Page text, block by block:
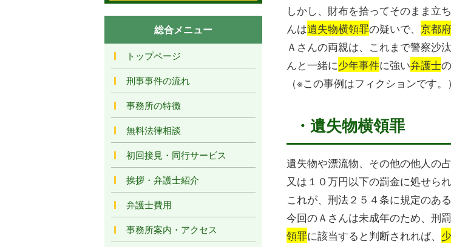
しかし、財布を拾ってそのまま立
んは遺失物横領罪の疑いで、 京都
Ａさんの両親は、これまで警察沙
んと一緒に少年事件に強い弁護士の
（※この事例はフィクションです。）
・遺失物横領罪
遺失物や漂流物、その他の他人の
又は１０万円以下の罰金に処せられ
これが、刑法２５４条に規定のある
今回のＡさんは未成年のため、刑
領罪に該当すると判断されれば、
総合メニュー
トップページ
刑事事件の流れ
事務所の特徴
無料法律相談
初回接見・同行サービス
挨拶・弁護士紹介
弁護士費用
事務所案内・アクセス